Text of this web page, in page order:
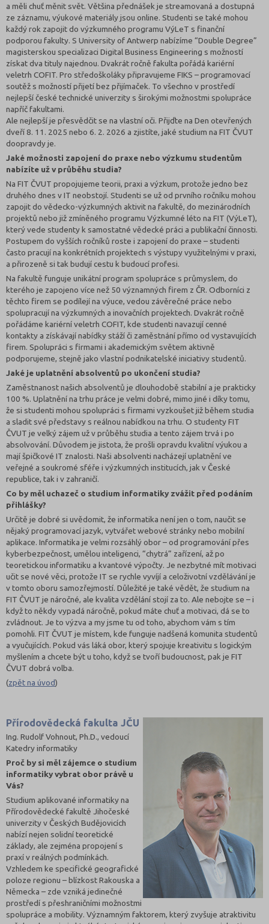
a měli chuť měnit svět. Většina přednášek je streamovaná a dostupná
ze záznamu, výukové materiály jsou online. Studenti se také mohou
každý rok zapojit do výzkumného programu VýLeT s finanční
podporou fakulty. S University of Antwerp nabízíme “Double Degree”
magisterskou specializaci Digital Business Engineering s možností
získat dva tituly najednou. Dvakrát ročně fakulta pořádá kariérní
veletrh COFIT. Pro středoškoláky připravujeme FIKS – programovací
soutěž s možností přijetí bez přijímaček. To všechno v prostředí
nejlepší české technické univerzity s širokými možnostmi spolupráce
napříč fakultami.
Ale nejlepší je přesvědčit se na vlastní oči. Přijďte na Den otevřených
dveří 8. 11. 2025 nebo 6. 2. 2026 a zjistíte, jaké studium na FIT ČVUT
doopravdy je.
Jaké možnosti zapojení do praxe nebo výzkumu studentům
nabízíte už v průběhu studia?
Na FIT ČVUT propojujeme teorii, praxi a výzkum, protože jedno bez
druhého dnes v IT neobstojí. Studenti se už od prvního ročníku mohou
zapojit do vědecko-výzkumných aktivit na fakultě, do mezinárodních
projektů nebo již zmíněného programu Výzkumné léto na FIT (VýLeT),
který vede studenty k samostatné vědecké práci a publikační činnosti.
Postupem do vyšších ročníků roste i zapojení do praxe – studenti
často pracují na konkrétních projektech s výstupy využitelnými v praxi,
a přirozeně si tak budují cestu k budoucí profesi.
Na fakultě funguje unikátní program spolupráce s průmyslem, do
kterého je zapojeno více než 50 významných firem z ČR. Odborníci z
těchto firem se podílejí na výuce, vedou závěrečné práce nebo
spolupracují na výzkumných a inovačních projektech. Dvakrát ročně
pořádáme kariérní veletrh COFIT, kde studenti navazují cenné
kontakty a získávají nabídky stáží či zaměstnání přímo od vystavujících
firem. Spolupráci s firmami i akademickým světem aktivně
podporujeme, stejně jako vlastní podnikatelské iniciativy studentů.
Jaké je uplatnění absolventů po ukončení studia?
Zaměstnanost našich absolventů je dlouhodobě stabilní a je prakticky
100 %. Uplatnění na trhu práce je velmi dobré, mimo jiné i díky tomu,
že si studenti mohou spolupráci s firmami vyzkoušet již během studia
a sladit své představy s reálnou nabídkou na trhu. O studenty FIT
ČVUT je velký zájem už v průběhu studia a tento zájem trvá i po
absolvování. Důvodem je jistota, že prošli opravdu kvalitní výukou a
mají špičkové IT znalosti. Naši absolventi nacházejí uplatnění ve
veřejné a soukromé sféře i výzkumných institucích, jak v České
republice, tak i v zahraničí.
Co by měl uchazeč o studium informatiky zvážit před podáním
přihlášky?
Určitě je dobré si uvědomit, že informatika není jen o tom, naučit se
nějaký programovací jazyk, vytvářet webové stránky nebo mobilní
aplikace. Informatika je velmi rozsáhlý obor – od programování přes
kyberbezpečnost, umělou inteligenci, “chytrá” zařízení, až po
teoretickou informatiku a kvantové výpočty. Je nezbytné mít motivaci
učit se nové věci, protože IT se rychle vyvíjí a celoživotní vzdělávání je
v tomto oboru samozřejmostí. Důležité je také vědět, že studium na
FIT ČVUT je náročné, ale kvalita vzdělání stojí za to. Ale nebojte se – i
když to někdy vypadá náročně, pokud máte chuť a motivaci, dá se to
zvládnout. Je to výzva a my jsme tu od toho, abychom vám s tím
pomohli. FIT ČVUT je místem, kde funguje nadšená komunita studentů
a vyučujících. Pokud vás láká obor, který spojuje kreativitu s logickým
myšlením a chcete být u toho, když se tvoří budoucnost, pak je FIT
ČVUT dobrá volba.
(zpět na úvod)
Přírodovědecká fakulta JČU
Ing. Rudolf Vohnout, Ph.D., vedoucí
Katedry informatiky
Proč by si měl zájemce o studium
informatiky vybrat obor právě u
Vás?
Studium aplikované informatiky na
Přírodovědecké fakultě Jihočeské
univerzity v Českých Budějovicích
nabízí nejen solidní teoretické
základy, ale zejména propojení s
praxí v reálných podmínkách.
Vzhledem ke specifické geografické
poloze regionu – blízkost Rakouska a
Německa – zde vzniká jedinečné
prostředí s přeshraničními možnostmi
spolupráce a mobility. Významným faktorem, který zvyšuje atraktivitu